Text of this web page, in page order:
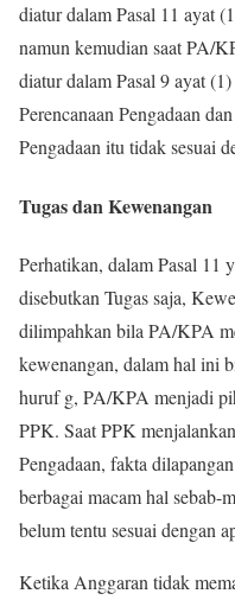
diatur dalam Pasal 11 ayat
namun kemudian saat PA/
diatur dalam Pasal 9 ayat
Perencanaan Pengadaan
Pengadaan itu tidak sesuai
Tugas dan Kewenangan
Perhatikan, dalam Pasal 11
disebutkan Tugas saja,
dilimpahkan bila PA/KPA
kewenangan, dalam hal ini
huruf g, PA/KPA menjadi
PPK. Saat PPK
Pengadaan, fakta
berbagai macam hal sebab-
belum tentu sesuai dengan
Ketika Anggaran tidak